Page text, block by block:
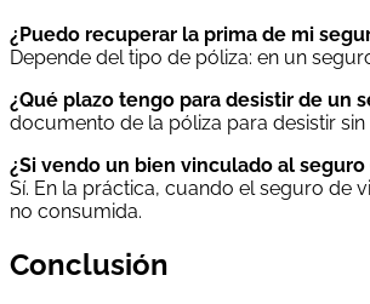
¿Puedo recuperar la prima de mi
Depende del tipo de póliza: en un
¿Qué plazo tengo para desistir de un
documento de la póliza para desistir
¿Si vendo un bien vinculado al
Sí. En la práctica, cuando el seguro de
no consumida.
Conclusión